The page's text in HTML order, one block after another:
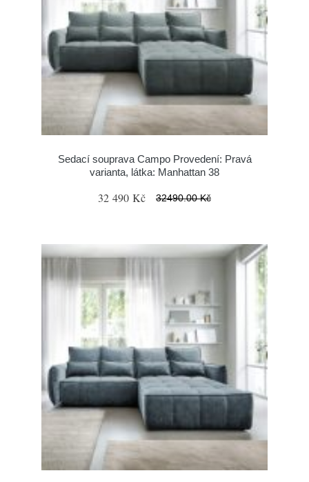
Sedací souprava Campo Provedení: Pravá
varianta, látka: Manhattan 38
32 490 Kč 32490.00 Kč